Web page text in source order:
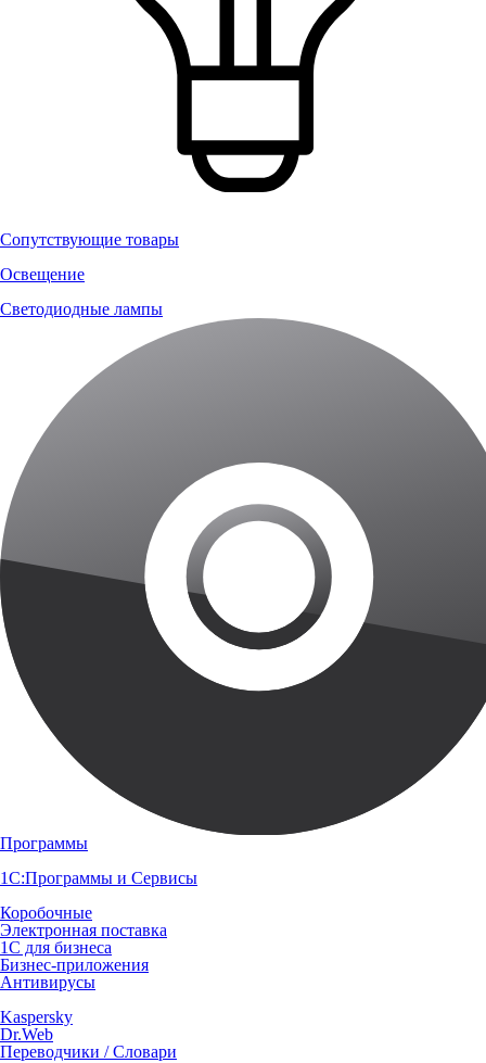
Сопутствующие товары
Освещение
Светодиодные лампы
Программы
1С:Программы и Сервисы
Коробочные
Электронная поставка
1С для бизнеса
Бизнес-приложения
Антивирусы
Kaspersky
Dr.Web
Переводчики / Словари